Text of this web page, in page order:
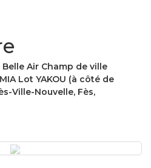
Air Champ de ville
Lot YAKOU (à côté de
Ville-Nouvelle, Fès,